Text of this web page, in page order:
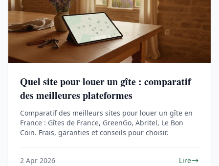
Quel site pour louer un gîte : comparatif
des meilleures plateformes
Comparatif des meilleurs sites pour louer un gîte en
France : Gîtes de France, GreenGo, Abritel, Le Bon
Coin. Frais, garanties et conseils pour choisir.
2 Apr 2026 Lire